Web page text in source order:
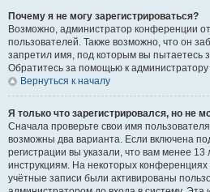
Почему я не могу зарегистрироваться?
Возможно, администратор конференции
пользователей. Также возможно, что он
запретил имя, под которым вы пытаетесь
Обратитесь за помощью к
Вернуться к началу
Я только что зарегистрировался, но не
Сначала проверьте свои имя
возможны два варианта. Если включена
регистрации вы указали, что вам менее
инструкциям. На некоторых
учётные записи были активированы